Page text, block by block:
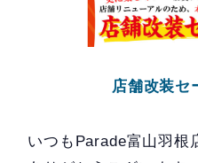
店舗改装セ
いつもParade富山羽根